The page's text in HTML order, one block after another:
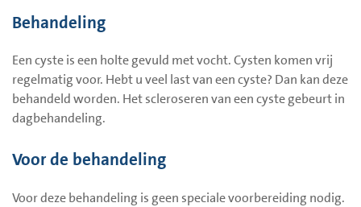
Behandeling
Een cyste is een holte gevuld met vocht. Cysten komen vrij
regelmatig voor. Hebt u veel last van een cyste? Dan kan deze
behandeld worden. Het scleroseren van een cyste gebeurt in
dagbehandeling.
Voor de behandeling
Voor deze behandeling is geen speciale voorbereiding nodig.